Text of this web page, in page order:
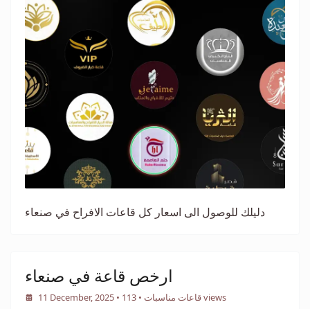
دليلك للوصول الى اسعار كل قاعات الافراح في صنعاء
ارخص قاعة في صنعاء
11 December, 2025 • قاعات مناسبات• 113 views